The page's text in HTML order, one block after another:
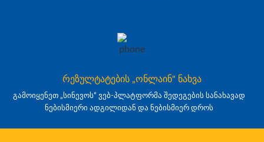
რეზულტატების „ონლაინ" ნახვა
გამოიყენეთ „სინევოს“ ვებ-პლატფორმა შედეგების სანახავად
ნებისმიერი ადგილიდან და ნებისმიერ დროს